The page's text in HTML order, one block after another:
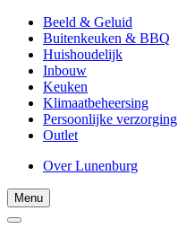
Beeld & Geluid
Buitenkeuken & BBQ
Huishoudelijk
Inbouw
Keuken
Klimaatbeheersing
Persoonlijke verzorging
Outlet
Over Lunenburg
Menu